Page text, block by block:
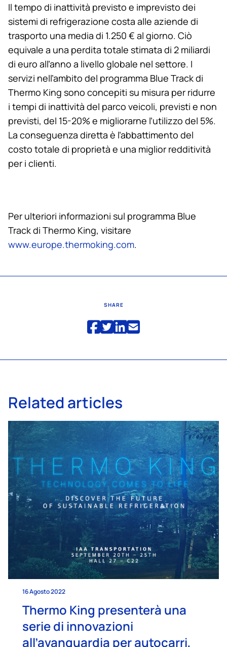
Il tempo di inattività previsto e imprevisto dei
sistemi di refrigerazione costa alle aziende di
trasporto una media di 1.250 € al giorno. Ciò
equivale a una perdita totale stimata di 2 miliardi
di euro all’anno a livello globale nel settore. I
servizi nell’ambito del programma Blue Track di
Thermo King sono concepiti su misura per ridurre
i tempi di inattività del parco veicoli, previsti e non
previsti, del 15-20% e migliorarne l’utilizzo del 5%.
La conseguenza diretta è l’abbattimento del
costo totale di proprietà e una miglior redditività
per i clienti.
Per ulteriori informazioni sul programma Blue
Track di Thermo King, visitare
www.europe.thermoking.com.
SHARE
Related articles
16 Agosto 2022
Thermo King presenterà una
serie di innovazioni
all’avanguardia per autocarri,